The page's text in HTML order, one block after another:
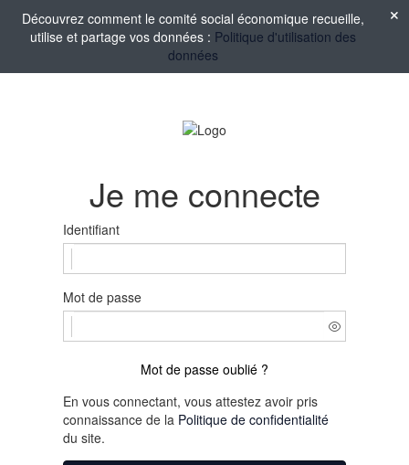
Découvrez comment le comité social économique recueille,
utilise et partage vos données : Politique d'utilisation des
données
Je me connecte
Identifiant
Mot de passe
Mot de passe oublié ?
En vous connectant, vous attestez avoir pris
connaissance de la Politique de confidentialité
du site.